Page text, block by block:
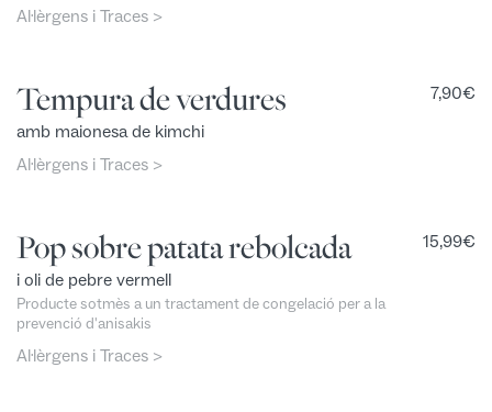
Al·lèrgens i Traces >
Tempura de verdures
amb maionesa de kimchi
Al·lèrgens i Traces >
7,90€
Pop sobre patata rebolcada
i oli de pebre vermell
Producte sotmès a un tractament de congelació per a la
prevenció d'anisakis
Al·lèrgens i Traces >
15,99€